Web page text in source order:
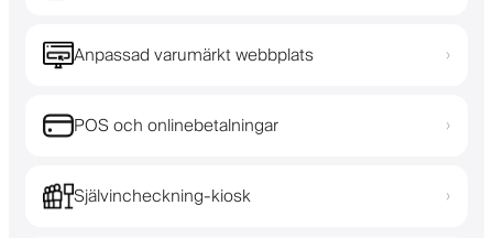
Anpassad varumärkt webbplats ›
POS och onlinebetalningar ›
Självincheckning-kiosk ›